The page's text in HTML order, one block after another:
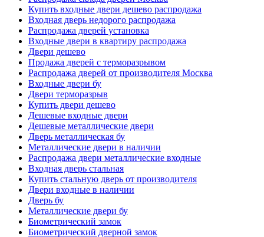
Купить входные двери дешево распродажа
Входная дверь недорого распродажа
Распродажа дверей установка
Входные двери в квартиру распродажа
Двери дешево
Продажа дверей с терморазрывом
Распродажа дверей от производителя Москва
Входные двери бу
Двери терморазрыв
Купить двери дешево
Дешевые входные двери
Дешевые металлические двери
Дверь металлическая бу
Металлические двери в наличии
Распродажа двери металлические входные
Входная дверь стальная
Купить стальную дверь от производителя
Двери входные в наличии
Дверь бу
Металлические двери бу
Биометрический замок
Биометрический дверной замок